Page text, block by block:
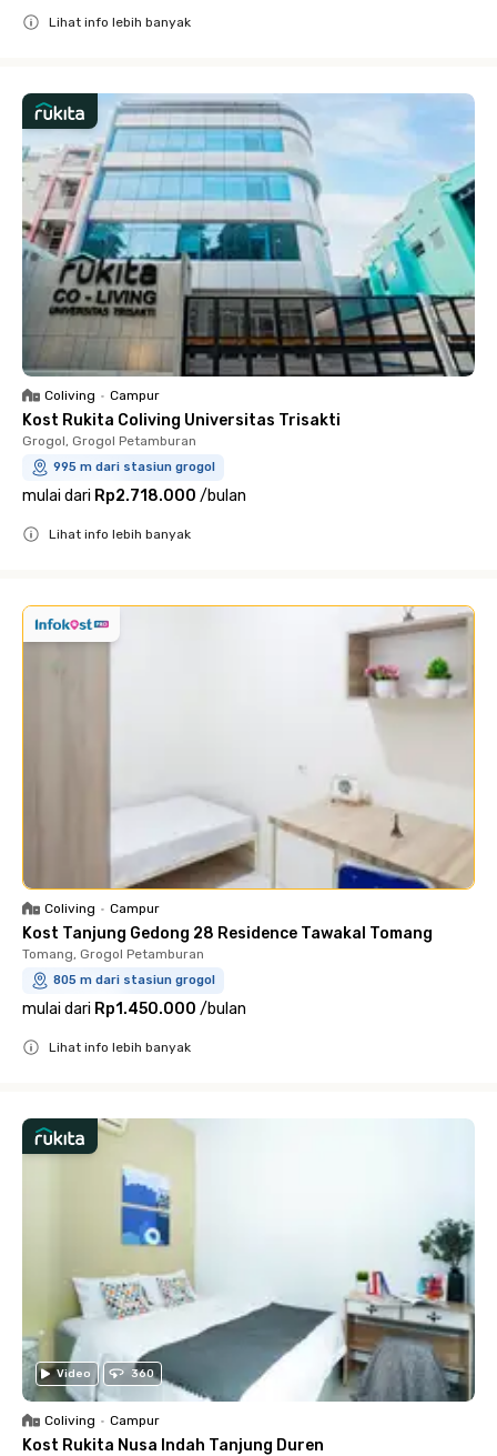
Lihat info lebih banyak
Coliving • Campur
Kost Rukita Coliving Universitas Trisakti
Grogol, Grogol Petamburan
995 m dari stasiun grogol
mulai dari Rp2.718.000 /bulan
Lihat info lebih banyak
Coliving • Campur
Kost Tanjung Gedong 28 Residence Tawakal Tomang
Tomang, Grogol Petamburan
805 m dari stasiun grogol
mulai dari Rp1.450.000 /bulan
Lihat info lebih banyak
Video 360
Coliving • Campur
Kost Rukita Nusa Indah Tanjung Duren